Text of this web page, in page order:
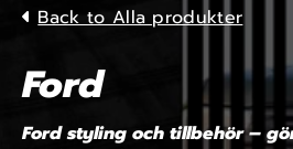
Back to Alla produkter
Ford
Ford styling och tillbehör –